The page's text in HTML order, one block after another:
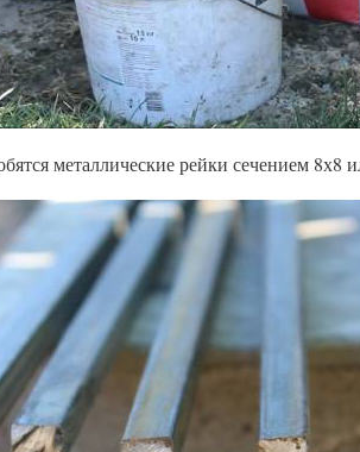
металлические рейки сечением 8х8